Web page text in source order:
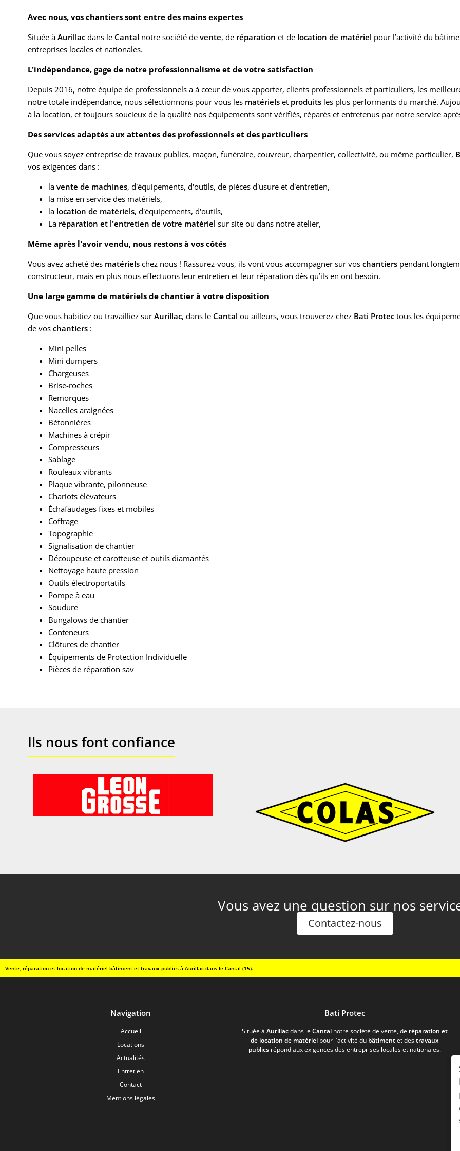
Avec nous, vos chantiers sont entre des mains expertes
Située à Aurillac dans le Cantal notre société de vente, de réparation et de location de matériel pour l’activité du
entreprises locales et nationales.
L’indépendance, gage de notre professionnalisme et de votre satisfaction
Depuis 2016, notre équipe de professionnels a à cœur de vous apporter, clients professionnels et particuliers, les
notre totale indépendance, nous sélectionnons pour vous les matériels et produits les plus performants du marché.
à la location, et toujours soucieux de la qualité nos équipements sont vérifiés, réparés et entretenus par notre service
Des services adaptés aux attentes des professionnels et des particuliers
Que vous soyez entreprise de travaux publics, maçon, funéraire, couvreur, charpentier, collectivité, ou même particulier,
vos exigences dans :
la vente de machines, d’équipements, d’outils, de pièces d’usure et d’entretien,
la mise en service des matériels,
la location de matériels, d’équipements, d’outils,
La réparation et l’entretien de votre matériel sur site ou dans notre atelier,
Même après l’avoir vendu, nous restons à vos côtés
Vous avez acheté des matériels chez nous ! Rassurez-vous, ils vont vous accompagner sur vos chantiers pendant
constructeur, mais en plus nous effectuons leur entretien et leur réparation dès qu’ils en ont besoin.
Une large gamme de matériels de chantier à votre disposition
Que vous habitiez ou travailliez sur Aurillac, dans le Cantal ou ailleurs, vous trouverez chez Bati Protec tous les
de vos chantiers :
Mini pelles
Mini dumpers
Chargeuses
Brise-roches
Remorques
Nacelles araignées
Bétonnières
Machines à crépir
Compresseurs
Sablage
Rouleaux vibrants
Plaque vibrante, pilonneuse
Chariots élévateurs
Échafaudages fixes et mobiles
Coffrage
Topographie
Signalisation de chantier
Découpeuse et carotteuse et outils diamantés
Nettoyage haute pression
Outils électroportatifs
Pompe à eau
Soudure
Bungalows de chantier
Conteneurs
Clôtures de chantier
Équipements de Protection Individuelle
Pièces de réparation sav
Ils nous font confiance
Vous avez une question sur nos
Contactez-nous
Vente, réparation et location de matériel bâtiment et travaux publics à Aurillac dans le Cantal (15).
Navigation
Accueil
Locations
Actualités
Entretien
Contact
Mentions légales
Bati Protec
Située àAurillacdans leCantal notre société de vente, de réparation et
de location de matériel pour l’activité du bâtimentet destravaux
publics répond aux exigences des entreprises locales et nationales.